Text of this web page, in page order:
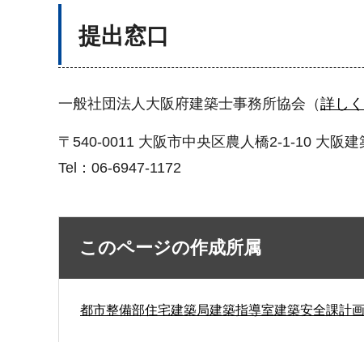
提出窓口
一般社団法人大阪府建築士事務所協会（詳し
〒540-0011 大阪市中央区農人橋2-1-10 大阪建
Tel：06-6947-1172
このページの作成所属
都市整備部住宅建築局建築指導室建築安全課計